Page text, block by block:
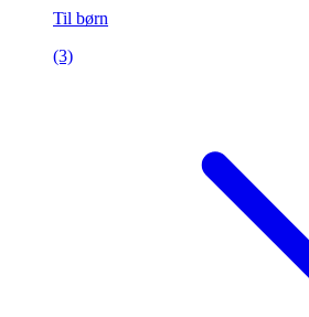
Til børn
(3)